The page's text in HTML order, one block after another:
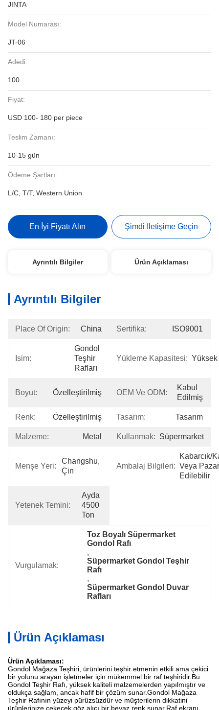
JINTA
Model Numarası:
JT-06
Adedi:
100
Fiyat:
USD 100- 180 per piece
Teslim Zamanı:
10-15 gün
Ödeme Şartları:
L/C, T/T, Western Union
En İyi Fiyatı Alın Şimdi Iletişime Geçin
Ayrıntılı Bilgiler Ürün Açıklaması
Ayrıntılı Bilgiler
Place Of Origin: China Sertifika: ISO9001
Isim:
Gondol
Teşhir
Rafları
Yükleme Kapasitesi: Yüksek
Boyut: Özelleştirilmiş OEM Ve ODM:
Kabul
Edilmiş
Renk: Özelleştirilmiş Tasarım: Tasarım
Malzeme: Metal Kullanmak: Süpermarket
Menşe Yeri:
Changshu,
Çin
Ambalaj Bilgileri:
Kabarcık/
Veya
Edilebilir
Yetenek Temini:
Ayda
4500
Ton
Vurgulamak:
Toz Boyalı Süpermarket
Gondol Rafı
,
Süpermarket Gondol Teşhir
Rafı
,
Süpermarket Gondol Duvar
Rafları
Ürün Açıklaması
Ürün Açıklaması:
Gondol Mağaza Teşhiri, ürünlerini teşhir etmenin etkili ama çekici
bir yolunu arayan işletmeler için mükemmel bir raf teşhiridir.Bu
Gondol Teşhir Rafı, yüksek kaliteli malzemelerden yapılmıştır ve
oldukça sağlam, ancak hafif bir çözüm sunar.Gondol Mağaza
Teşhir Rafının yüzeyi pürüzsüzdür ve müşterilerin dikkatini
ürünlerinize çekecek göz alıcı bir beyaz renk sunar.Raf ekranı,